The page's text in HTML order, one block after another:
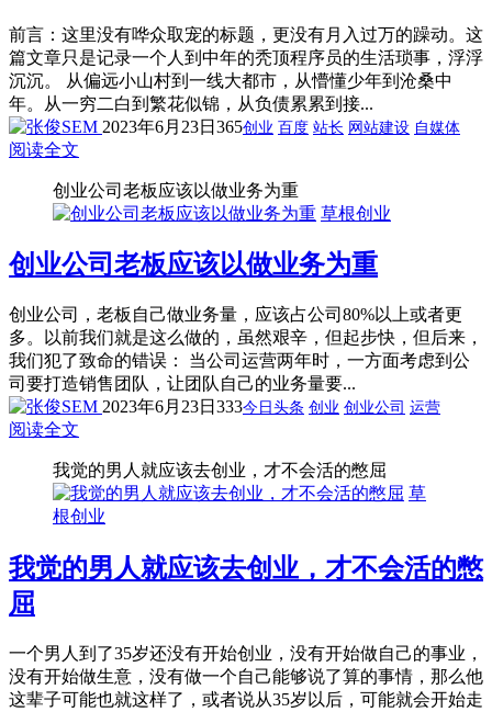
前言：这里没有哗众取宠的标题，更没有月入过万的躁动。这
篇文章只是记录一个人到中年的秃顶程序员的生活琐事，浮浮
沉沉。 从偏远小山村到一线大都市，从懵懂少年到沧桑中
年。从一穷二白到繁花似锦，从负债累累到接...
2023年6月23日 365创业 百度 站长 网站建设 自媒体
阅读全文
创业公司老板应该以做业务为重
草根创业
创业公司老板应该以做业务为重
创业公司，老板自己做业务量，应该占公司80%以上或者更
多。以前我们就是这么做的，虽然艰辛，但起步快，但后来，
我们犯了致命的错误： 当公司运营两年时，一方面考虑到公
司要打造销售团队，让团队自己的业务量要...
2023年6月23日 333今日头条 创业 创业公司 运营
阅读全文
我觉的男人就应该去创业，才不会活的憋屈
草
根创业
我觉的男人就应该去创业，才不会活的憋
屈
一个男人到了35岁还没有开始创业，没有开始做自己的事业，
没有开始做生意，没有做一个自己能够说了算的事情，那么他
这辈子可能也就这样了，或者说从35岁以后，可能就会开始走